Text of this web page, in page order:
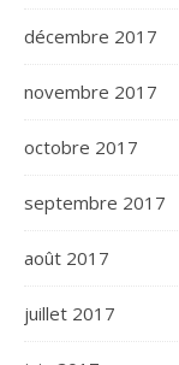
décembre 2017
novembre 2017
octobre 2017
septembre 2017
août 2017
juillet 2017